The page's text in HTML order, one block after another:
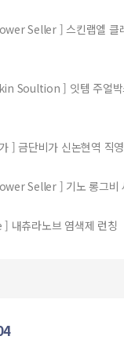
Seller ] 스킨랩엘 클
Soultion ] 잇템 주얼박
] 금단비가 신논현역 직
Seller ] 기노 롱그비
내츄라노브 염색제 런칭